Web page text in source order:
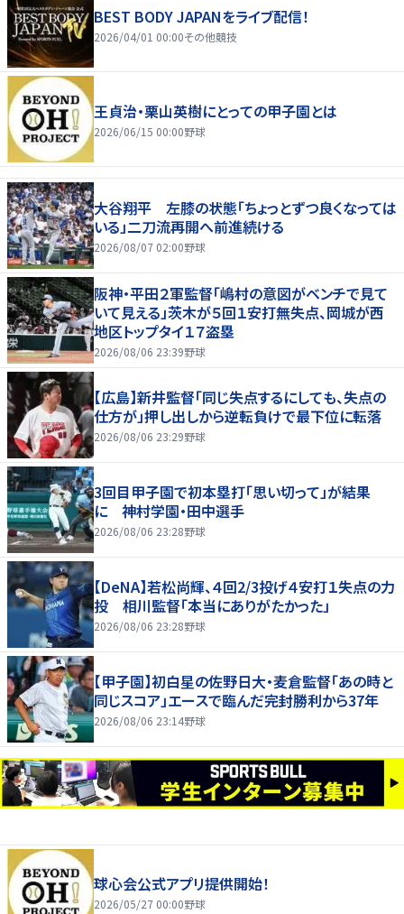
BEST BODY JAPANをライブ配信！
2026/04/01 00:00その他競技
王貞治・栗山英樹にとっての甲子園とは
2026/06/15 00:00野球
大谷翔平 左膝の状態「ちょっとずつ良くなっては
いる」二刀流再開へ前進続ける
2026/08/07 02:00野球
阪神・平田２軍監督「嶋村の意図がベンチで見て
いて見える」茨木が５回１安打無失点、岡城が西
地区トップタイ１７盗塁
2026/08/06 23:39野球
【広島】新井監督「同じ失点するにしても、失点の
仕方が」押し出しから逆転負けで最下位に転落
2026/08/06 23:29野球
3回目甲子園で初本塁打「思い切って」が結果
に 神村学園・田中選手
2026/08/06 23:28野球
【DeNA】若松尚輝、４回2/3投げ４安打１失点の力
投 相川監督「本当にありがたかった」
2026/08/06 23:28野球
【甲子園】初白星の佐野日大・麦倉監督「あの時と
同じスコア」エースで臨んだ完封勝利から37年
2026/08/06 23:14野球
球心会公式アプリ提供開始！
2026/05/27 00:00野球